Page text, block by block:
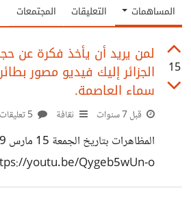
المساهمات التعليقات المجتمعات
15
لمن يريد أن يأخذ فكرة عن
الجزائر إليك فيديو مصور
سماء العاصمة.
قبل 7 سنوات ثقافة
youtu.be/Qygeb5wUn-o